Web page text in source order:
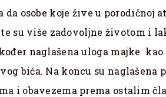
osobe koje žive u porodičnoj
su više zadovoljne životom i
naglašena uloga majke
bića. Na koncu su naglašena
i obavezema prema ostalim